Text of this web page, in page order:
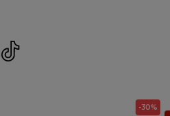
-30%